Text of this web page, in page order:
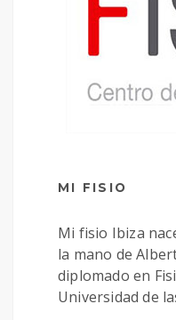
MI FISIO
Mi fisio Ibiza
la mano de
diplomado en
Universidad de